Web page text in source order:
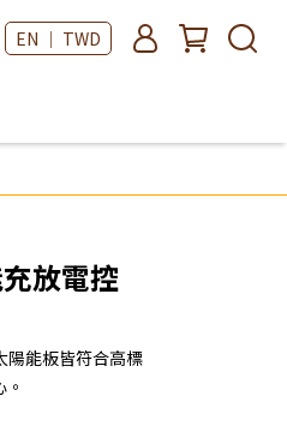
EN ｜ TWD
放電控
陽能板皆符合高標